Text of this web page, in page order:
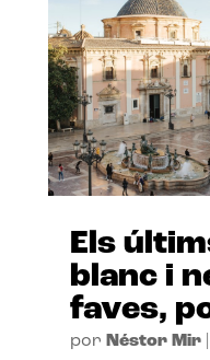
Els
blanc i
faves,
por Néstor Mir|